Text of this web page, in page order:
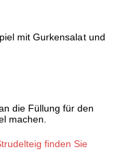
mit Gurkensalat und
die Füllung für den
machen.
finden Sie